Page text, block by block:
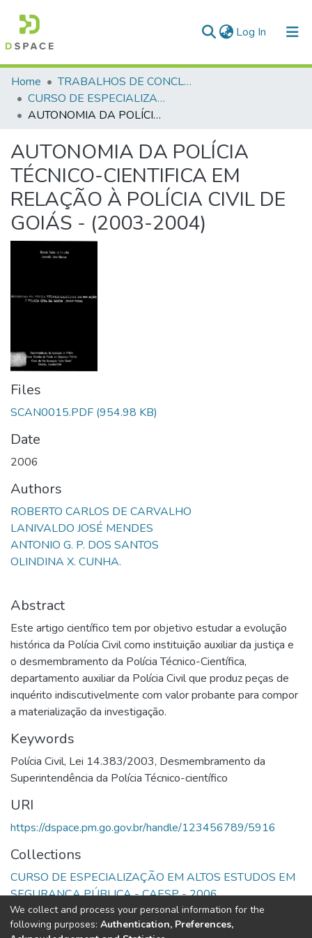
Log In (current)
Communities & Collections
All of DSpace
Home
TRABALHOS DE CONCLUSÃO DE CURSO - CAESP (CURSO DE ESPECIALIZAÇÃO EM ALTOS ESTUDOS EM SEGURANÇA PÚBLICA)
CURSO DE ESPECIALIZAÇÃO EM ALTOS ESTUDOS EM SEGURANÇA PÚBLICA - CAESP - 2006
AUTONOMIA DA POLÍCIA TÉCNICO-CIENTIFICA EM RELAÇÃO À POLÍCIA CIVIL DE GOIÁS - (2003-2004)
AUTONOMIA DA POLÍCIA
TÉCNICO-CIENTIFICA EM
RELAÇÃO À POLÍCIA CIVIL DE
GOIÁS - (2003-2004)
Files
SCAN0015.PDF (954.98 KB)
Date
2006
Authors
ROBERTO CARLOS DE CARVALHO
LANIVALDO JOSÉ MENDES
ANTONIO G. P. DOS SANTOS
OLINDINA X. CUNHА.
Abstract
Este artigo científico tem por objetivo estudar a evolução
histórica da Polícia Civil como instituição auxiliar da justiça e
o desmembramento da Polícia Técnico-Científica,
departamento auxiliar da Polícia Civil que produz peças de
inquérito indiscutivelmente com valor probante para compor
a materialização da investigação.
Keywords
Polícia Civil, Lei 14.383/2003, Desmembramento da
Superintendência da Polícia Técnico-científico
URI
https://dspace.pm.go.gov.br/handle/123456789/5916
Collections
CURSO DE ESPECIALIZAÇÃO EM ALTOS ESTUDOS EM
SEGURANÇA PÚBLICA - CAESP - 2006
Full item page
We collect and process your personal information for the
following purposes: Authentication, Preferences,